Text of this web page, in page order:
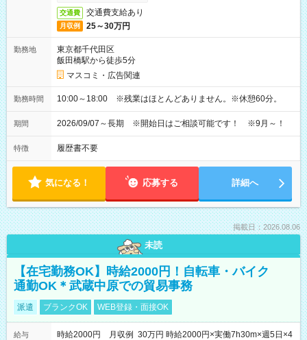
交通費 交通費支給あり
月収例 25～30万円
勤務地
東京都千代田区
飯田橋駅から徒歩5分
マスコミ・広告関連
勤務時間 10:00～18:00 ※残業はほとんどありません。※休憩60分。
期間 2026/09/07～長期 ※開始日はご相談可能です！ ※9月～！
特徴 履歴書不要
気になる！ 応募する 詳細へ
掲載日：2026.08.06
未読
【在宅勤務OK】時給2000円！自転車・バイク
通勤OK＊武蔵中原での貿易事務
派遣 ブランクOK WEB登録・面接OK
給与
時給2000円 月収例 30万円 時給2000円×実働7h30m×週5日×4